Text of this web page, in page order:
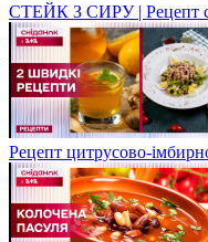
СТЕЙК З СИРУ | Рецепт
Рецепт цитрусово-